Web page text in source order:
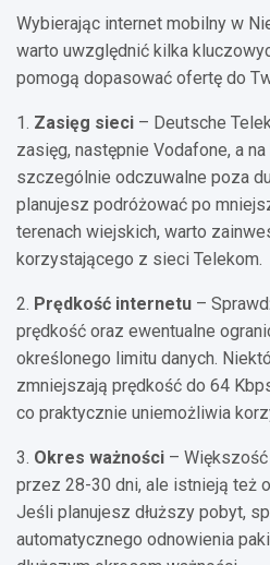
Wybierając internet mobilny w
warto uwzględnić kilka
pomogą dopasować ofertę do
1. Zasięg sieci – Deutsche
zasięg, następnie Vodafone, a
szczególnie odczuwalne poza
planujesz podróżować po
terenach wiejskich, warto
korzystającego z sieci Telekom.
2. Prędkość internetu –
prędkość oraz ewentualne
określonego limitu danych.
zmniejszają prędkość do 64
co praktycznie uniemożliwia
3. Okres ważności –
przez 28-30 dni, ale istnieją też
Jeśli planujesz dłuższy pobyt,
automatycznego odnowienia